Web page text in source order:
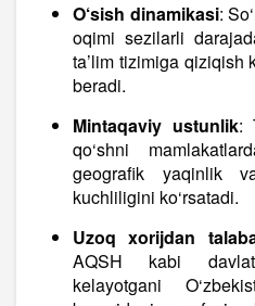
O‘sish dinamikasi:
oqimi sezilarli
ta’lim tizimiga qiziqish
beradi.
Mintaqaviy ustunlik:
qo‘shni
geografik yaqinlik
kuchliligini ko‘rsatadi.
Uzoq xorijdan
AQSH kabi
kelayotgani